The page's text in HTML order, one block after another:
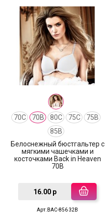
70C 70B 80C 75C
75B
85B
Белоснежный бюстгальтер с
мягкими чашечками и
косточками Back in Heaven
70B
16.00 р
Арт.BAC-856 32B